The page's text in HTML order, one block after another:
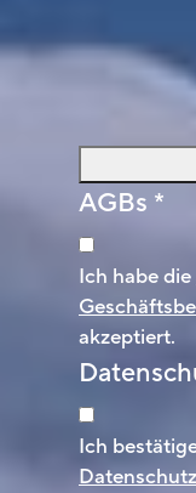
Ich habe die
akzeptiert.
AGBs *
Ich